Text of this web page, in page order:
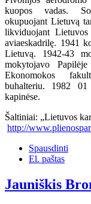
kuopos vadas.
okupuojant Lietuvą
likviduojant
aviaeskadrilę. 1941
Lietuvą. 1942-43
mokytojavo
Ekonomokos
buhalteriu. 1982
kapinėse.
Šaltiniai: „Lietuvos
http://
Spausdinti
El. paštas
Jauniškis